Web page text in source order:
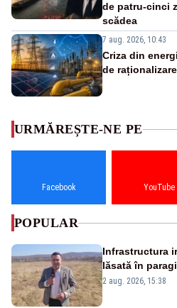
de patru-cinci
scădea
7 aug. 2026, 10:43
Criza din
de
URMĂREȘTE-NE PE
Facebook YouTube
POPULAR
Infrastructura
lăsată în
2 aug. 2026, 15:38